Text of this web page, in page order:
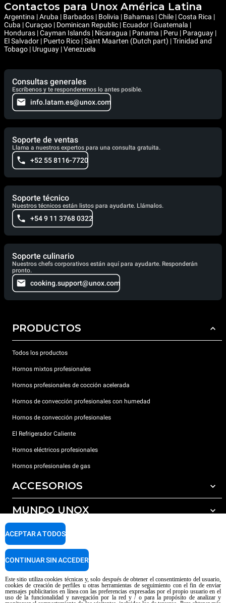
Contactos para Unox América Latina
Argentina | Aruba | Barbados | Bolivia | Bahamas | Chile | Costa Rica |
Cuba | Curaçao | Dominican Republic | Ecuador | Guatemala |
Honduras | Cayman Islands | Nicaragua | Panama | Peru | Paraguay |
El Salvador | Puerto Rico | Saint Maarten (Dutch part) | Trinidad and
Tobago | Uruguay | Venezuela
Consultas generales
Escríbenos y te responderemos lo antes posible.
info.latam.es@unox.com
Soporte de ventas
Llama a nuestros expertos para una consulta gratuita.
+52 55 8116-7720
Soporte técnico
Nuestros técnicos están listos para ayudarte. Llámalos.
+54 9 11 3768 0322
Soporte culinario
Nuestros chefs corporativos están aquí para ayudarte. Responderán
pronto.
cooking.support@unox.com
PRODUCTOS
Todos los productos
Hornos mixtos profesionales
Hornos profesionales de cocción acelerada
Hornos de convección profesionales con humedad
Hornos de convección profesionales
El Refrigerador Caliente
Hornos eléctricos profesionales
Hornos profesionales de gas
ACCESORIOS
Todos los accesorios
Detergentes para lavado automático
Detergentes para lavado manual
Tratamiento de agua con filtros de resina
Tratamiento de agua por ósmosis inversa
MUNDO UNOX
Nuestras sedes en el mundo
SOPORTE
Garantía Unox
Red de distribuidores
Centros de servicio técnico
Aviso sobre el contenido generado por IA
Privacy policy Cookie policy
Este sitio utiliza cookies técnicas y, solo después de obtener el consentimiento del usuario,
cookies de creación de perfiles u otras herramientas de seguimiento con el fin de enviar
mensajes publicitarios en línea con las preferencias expresadas por el propio usuario en el
uso de la funcionalidad y navegación por la red y / o para la propósito de analizar y
ACEPTAR A TODOS
CONTINUAR SIN ACCEDER